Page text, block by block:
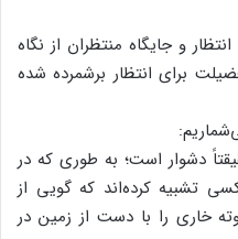
و جایگاه منتظران از نگاه
برای انتظار برشمرده شده
دشوار است؛ به طوری که در
تشبیه کرده‌اند که گویی از
خاری را با دست از زمین در